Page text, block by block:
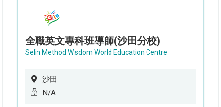
全職英文專科班導師(沙田分校)
Selin Method Wisdom World Education Centre
沙田
N/A